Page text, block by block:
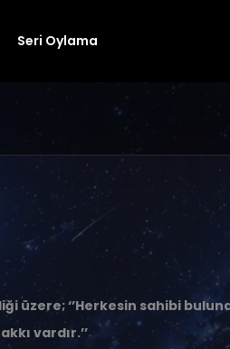
Seri Oylama
üzere; ‘’Herkesin sahibi
vardır.’’